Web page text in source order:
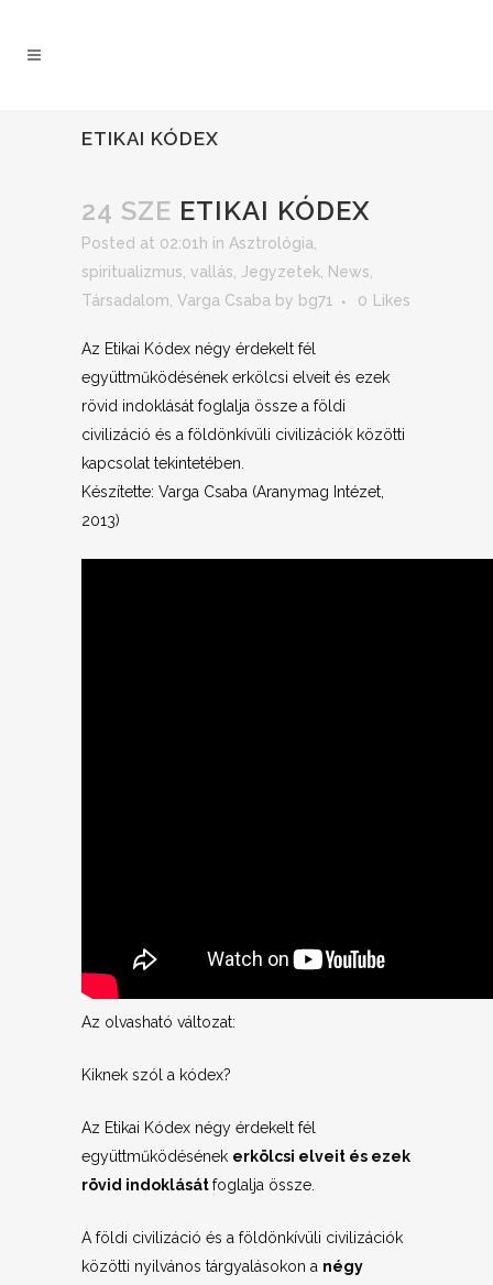
ETIKAI KÓDEX
24 SZE ETIKAI KÓDEX
Posted at 02:01h in Asztrológia,
spiritualizmus, vallás
Jegyzetek News
Társadalom Varga Csaba by bg71 0 Likes
Az Etikai Kódex négy érdekelt fél
együttműködésének erkölcsi elveit és ezek
rövid indoklását foglalja össze a földi
civilizáció és a földönkívüli civilizációk közötti
kapcsolat tekintetében.
Készítette: Varga Csaba (Aranymag Intézet,
2013)
Az olvasható változat:
Kiknek szól a kódex?
Az Etikai Kódex négy érdekelt fél
együttműködésének erkölcsi elveit és ezek
rövid indoklásátfoglalja össze.
A földi civilizáció és a földönkívüli civilizációk
közötti nyilvános tárgyalásokon a négy